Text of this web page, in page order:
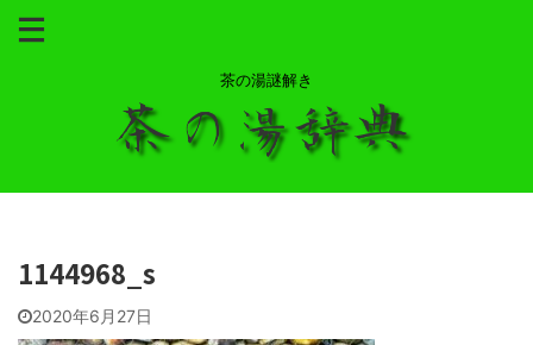
茶の湯謎解き
1144968_s
2020年6月27日